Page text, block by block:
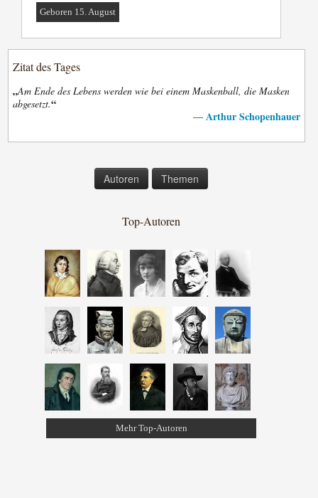
Geboren 15. August
Zitat des Tages
„Am Ende des Lebens werden wie bei einem Maskenball, die Masken
abgesetzt.“
— Arthur Schopenhauer
Autoren Themen
Top-Autoren
Mehr Top-Autoren